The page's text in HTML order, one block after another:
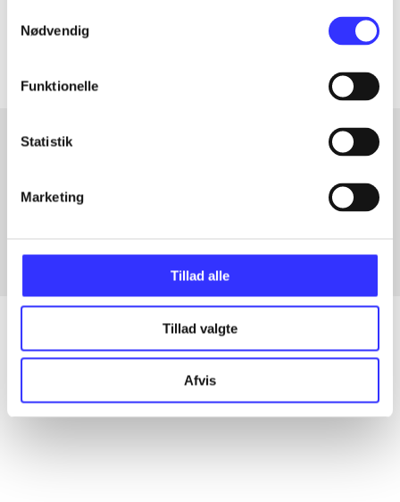
Nødvendig
Funktionelle
Statistik
Marketing
Tillad alle
Tillad valgte
Afvis
Artiklerne i
Fra
Alle registrerede artikler fordelt på udgivelser